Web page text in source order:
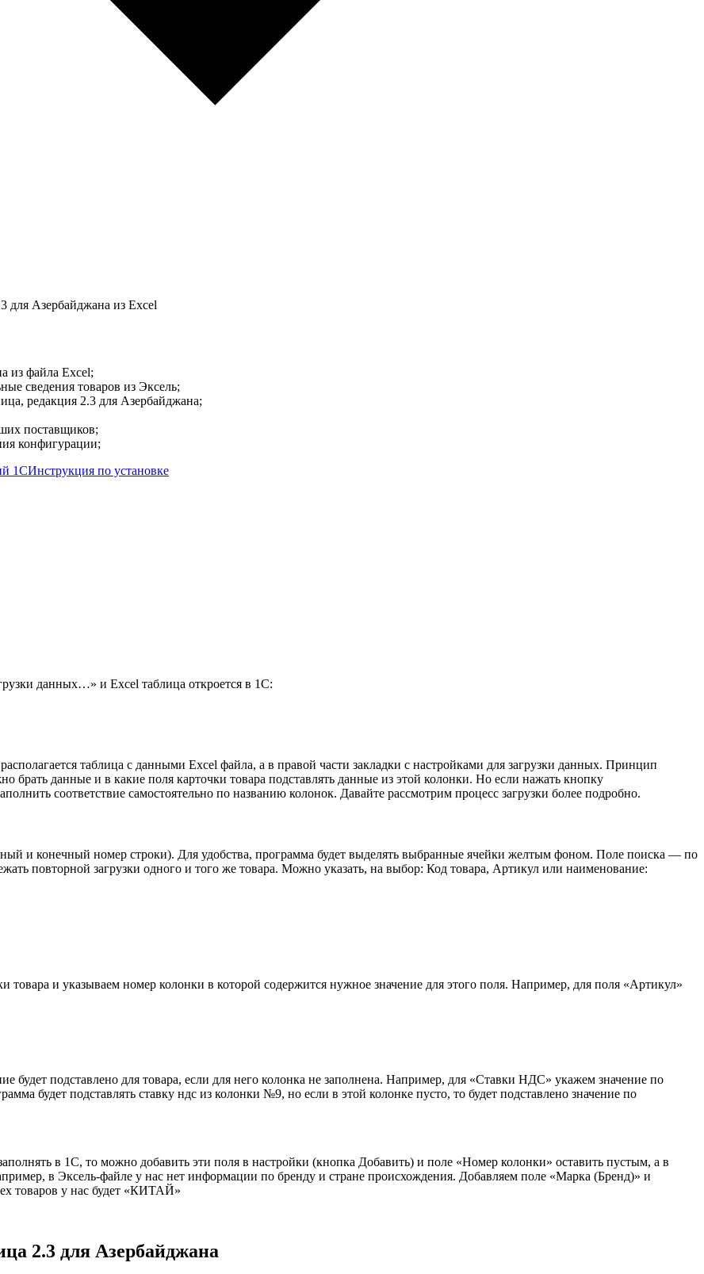
из файла Excel;
сведения товаров из Эксель;
редакция 2.3 для Азербайджана;
поставщиков;
конфигурации;
1СИнструкция по установке
данных…» и Excel таблица откроется в 1С:
таблица с данными Excel файла, а в правой части закладки с настройками для загрузки данных. Принцип
брать данные и в какие поля карточки товара подставлять данные из этой колонки. Но если нажать кнопку
соответствие самостоятельно по названию колонок. Давайте рассмотрим процесс загрузки более подробно.
и конечный номер строки). Для удобства, программа будет выделять выбранные ячейки желтым фоном. Поле поиска — по
повторной загрузки одного и того же товара. Можно указать, на выбор: Код товара, Артикул или наименование:
товара и указываем номер колонки в которой содержится нужное значение для этого поля. Например, для поля «Артикул»
будет подставлено для товара, если для него колонка не заполнена. Например, для «Ставки НДС» укажем значение по
будет подставлять ставку ндс из колонки №9, но если в этой колонке пусто, то будет подставлено значение по
в 1С, то можно добавить эти поля в настройки (кнопка Добавить) и поле «Номер колонки» оставить пустым, а в
в Эксель-файле у нас нет информации по бренду и стране происхождения. Добавляем поле «Марка (Бренд)» и
товаров у нас будет «КИТАЙ»
2.3 для Азербайджана